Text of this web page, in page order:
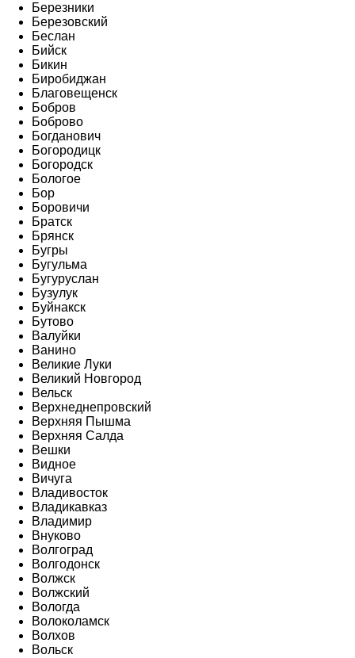
Березники
Березовский
Беслан
Бийск
Бикин
Биробиджан
Благовещенск
Бобров
Боброво
Богданович
Богородицк
Богородск
Бологое
Бор
Боровичи
Братск
Брянск
Бугры
Бугульма
Бугуруслан
Бузулук
Буйнакск
Бутово
Валуйки
Ванино
Великие Луки
Великий Новгород
Вельск
Верхнеднепровский
Верхняя Пышма
Верхняя Салда
Вешки
Видное
Вичуга
Владивосток
Владикавказ
Владимир
Внуково
Волгоград
Волгодонск
Волжск
Волжский
Вологда
Волоколамск
Волхов
Вольск